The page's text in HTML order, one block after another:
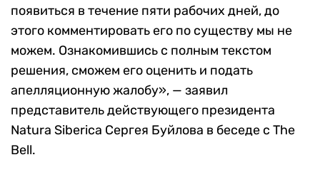
появиться в течение пяти рабочих дней, до
этого комментировать его по существу мы не
можем. Ознакомившись с полным текстом
решения, сможем его оценить и подать
апелляционную жалобу», — заявил
представитель действующего президента
Natura Siberica Сергея Буйлова в беседе с The
Bell.